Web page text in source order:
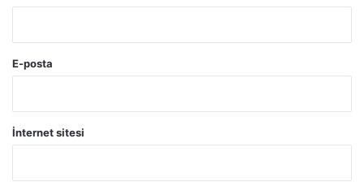
E-posta
İnternet sitesi